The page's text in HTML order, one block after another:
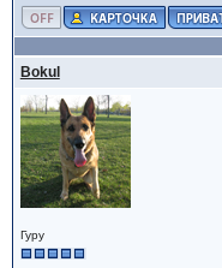
Bokul
Гуру